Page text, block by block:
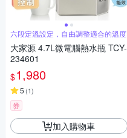
六段定溫設定，自由調整適合的溫度
大家源 4.7L微電腦熱水瓶 TCY-
234601
$1,980
5 (1)
券
加入購物車